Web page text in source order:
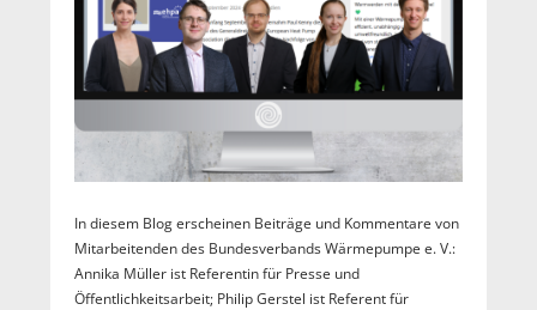
In diesem Blog erscheinen Beiträge und Kommentare von
Mitarbeitenden des Bundesverbands Wärmepumpe e. V.:
Annika Müller ist Referentin für Presse und
Öffentlichkeitsarbeit; Philip Gerstel ist Referent für